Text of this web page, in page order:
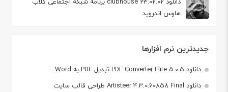
هاوس اندروید
جدیدترین نرم افزارها
دانلود PDF Converter Elite 5.0.5 تبدیل PDF به Word
دانلود Artisteer 4.3.0.60858 Final طراحی قالب سایت